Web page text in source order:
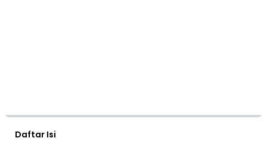
Daftar Isi